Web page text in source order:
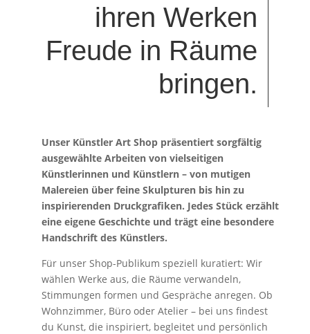
ihren Werken
Freude in Räume
bringen.
Unser Künstler Art Shop präsentiert sorgfältig
ausgewählte Arbeiten von vielseitigen
Künstlerinnen und Künstlern – von mutigen
Malereien über feine Skulpturen bis hin zu
inspirierenden Druckgrafiken. Jedes Stück erzählt
eine eigene Geschichte und trägt eine besondere
Handschrift des Künstlers.
Für unser Shop-Publikum speziell kuratiert: Wir
wählen Werke aus, die Räume verwandeln,
Stimmungen formen und Gespräche anregen. Ob
Wohnzimmer, Büro oder Atelier – bei uns findest
du Kunst, die inspiriert, begleitet und persönlich